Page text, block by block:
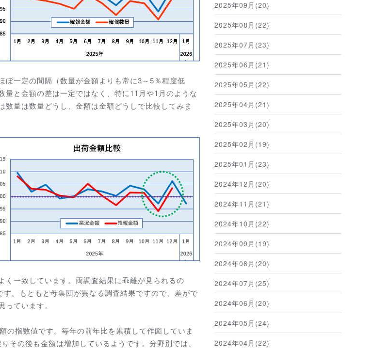
一定の間隔（数量が金額よりも常に3～5％程度低
と金額の差は一定ではなく、特に11月や1月のような
量は数量どうし、金額は金額どうしで比較してみま
一致しています。両調査結果に乖離が見られるの
。
もともと母集団が異なる調査結果ですので、差がで
ています。
の指数値です。毎年の前年比を累積して作図していま
その後も金額は増加しているようです。分野別では、
2025年09月(20)
2025年08月(22)
2025年07月(23)
2025年06月(21)
2025年05月(22)
2025年04月(21)
2025年03月(20)
2025年02月(19)
2025年01月(23)
2024年12月(20)
2024年11月(21)
2024年10月(22)
2024年09月(19)
2024年08月(20)
2024年07月(25)
2024年06月(20)
2024年05月(24)
2024年04月(22)